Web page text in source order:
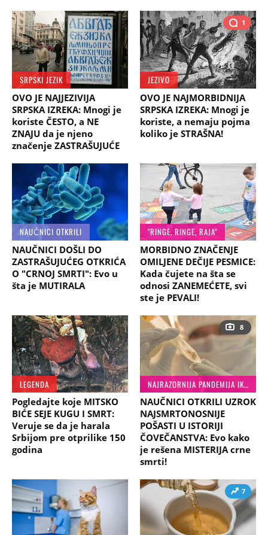
SRPSKI JEZIK
OVO JE NAJJEZIVIJA
SRPSKA IZREKA: Mnogi je
koriste ČESTO, a NE
ZNAJU da je njeno
značenje ZASTRAŠUJUĆE
1
JEZIVO
OVO JE NAJMORBIDNIJA
SRPSKA IZREKA: Mnogi je
koriste, a nemaju pojma
koliko je STRAŠNA!
NAUČNICI OTKRILI
NAUČNICI DOŠLI DO
ZASTRAŠUJUĆEG OTKRIĆA
O "CRNOJ SMRTI": Evo u
šta je MUTIRALA
"RINGE, RINGE, RAJA"
MORBIDNO ZNAČENJE
OMILJENE DEČIJE PESMICE:
Kada čujete na šta se
odnosi ZANEMEĆETE, svi
ste je PEVALI!
LEGENDA
Pogledajte koje MITSKO
BIĆE SEJE KUGU I SMRT:
Veruje se da je harala
Srbijom pre otprilike 150
godina
8
NAJRAZORNIJA PANDEMIJA IKADA
NAUČNICI OTKRILI UZROK
NAJSMRTONOSNIJE
POŠASTI U ISTORIJI
ČOVEČANSTVA: Evo kako
je rešena MISTERIJA crne
smrti!
7